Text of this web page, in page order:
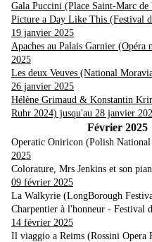
Gala Puccini (Place Saint-Marc
Picture a Day Like This (Festival
19 janvier 2025
Apaches au Palais Garnier
2025
Les deux Veuves (National
26 janvier 2025
Hélène Grimaud & Konstantin
Ruhr 2024) jusqu'au 28 janvier
Février 2025
Operatic Oniricon (Polish
2025
Colorature, Mrs Jenkins et son
09 février 2025
La Walkyrie (LongBorough
Charpentier à l'honneur - Festival
14 février 2025
Il viaggio a Reims (Rossini Opera